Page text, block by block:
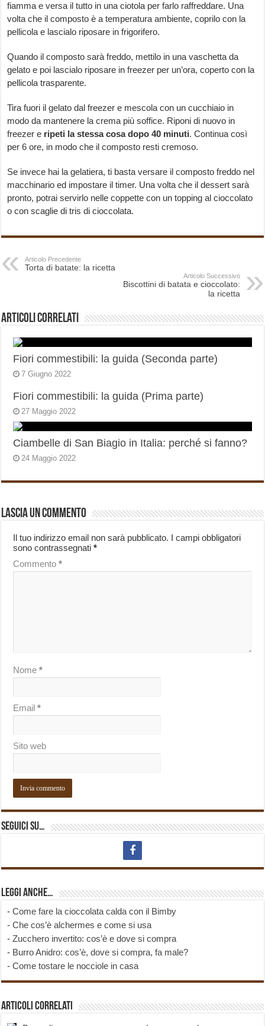
fiamma e versa il tutto in una ciotola per farlo raffreddare. Una
volta che il composto è a temperatura ambiente, coprilo con la
pellicola e lascialo riposare in frigorifero.
Quando il composto sarà freddo, mettilo in una vaschetta da
gelato e poi lascialo riposare in freezer per un’ora, coperto con la
pellicola trasparente.
Tira fuori il gelato dal freezer e mescola con un cucchiaio in
modo da mantenere la crema più soffice. Riponi di nuovo in
freezer e ripeti la stessa cosa dopo 40 minuti. Continua così
per 6 ore, in modo che il composto resti cremoso.
Se invece hai la gelatiera, ti basta versare il composto freddo nel
macchinario ed impostare il timer. Una volta che il dessert sarà
pronto, potrai servirlo nelle coppette con un topping al cioccolato
o con scaglie di tris di cioccolata.
Articolo Precedente
Torta di batate: la ricetta
Articolo Successivo
Biscottini di batata e cioccolato:
la ricetta
Articoli correlati
Fiori commestibili: la guida (Seconda parte)
7 Giugno 2022
Fiori commestibili: la guida (Prima parte)
27 Maggio 2022
Ciambelle di San Biagio in Italia: perché si fanno?
24 Maggio 2022
Lascia un commento
Il tuo indirizzo email non sarà pubblicato. I campi obbligatori
sono contrassegnati*
Commento*
Nome*
Email*
Sito web
Seguici su…
Leggi anche…
-Come fare la cioccolata calda con il Bimby
-Che cos’è alchermes e come si usa
-Zucchero invertito: cos’è e dove si compra
- Burro Anidro: cos’è, dove si compra, fa male?
-Come tostare le nocciole in casa
Articoli correlati